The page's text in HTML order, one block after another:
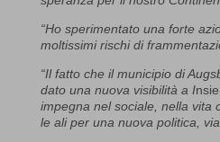
“Ho sperimentato una forte
moltissimi rischi di
“Il fatto che il municipio di
dato una nuova visibilità a I
impegna nel sociale, nella vita
le ali per una nuova politica,